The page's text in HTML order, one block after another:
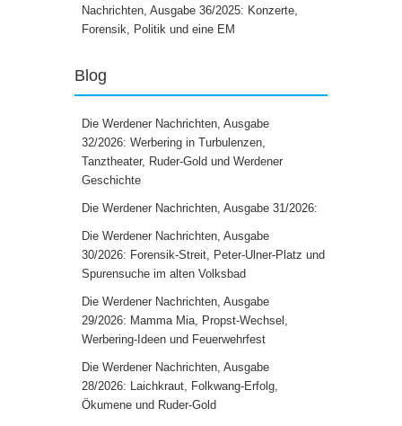
Nachrichten, Ausgabe 36/2025: Konzerte,
Forensik, Politik und eine EM
Blog
Die Werdener Nachrichten, Ausgabe
32/2026: Werbering in Turbulenzen,
Tanztheater, Ruder-Gold und Werdener
Geschichte
Die Werdener Nachrichten, Ausgabe 31/2026:
Die Werdener Nachrichten, Ausgabe
30/2026: Forensik-Streit, Peter-Ulner-Platz und
Spurensuche im alten Volksbad
Die Werdener Nachrichten, Ausgabe
29/2026: Mamma Mia, Propst-Wechsel,
Werbering-Ideen und Feuerwehrfest
Die Werdener Nachrichten, Ausgabe
28/2026: Laichkraut, Folkwang-Erfolg,
Ökumene und Ruder-Gold